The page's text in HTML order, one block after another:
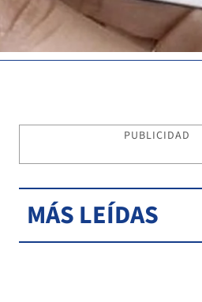
PUBLICIDAD
MÁS LEÍDAS